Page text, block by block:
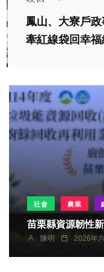
鳳山、大寮戶
牽紅線袋回幸
社會 農業
苗栗縣資源韌性
陳明 2026年